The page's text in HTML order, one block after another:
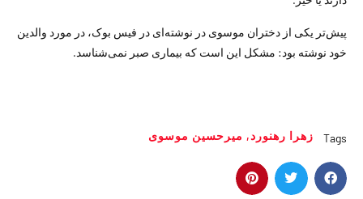
پیش‌تر یکی از دختران موسوی در نوشته‌ای در فیس بوک، در مورد والدین
خود نوشته بود: مشکل این است که بیماری صبر نمی‌شناسد.
Tags زهرا رهنورد, میرحسین موسوی